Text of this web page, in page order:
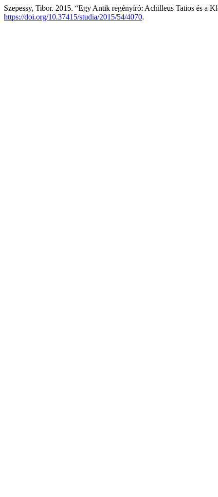
Szepessy, Tibor. 2015. “Egy Antik regényíró: Achilleus Tatios és a
https://doi.org/10.37415/studia/2015/54/4070.